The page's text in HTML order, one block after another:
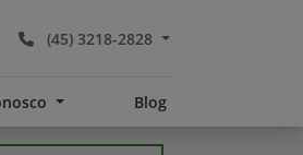
(45) 3218-2828
Blog